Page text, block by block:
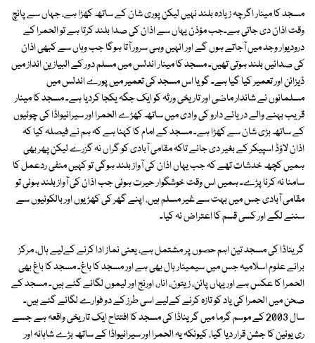
مسجد کا مینار اگرچہ زیادہ بلند نہیں لیکن پوری شان کے ساتھ کھڑا ہے، جہاں سے پانچ
وقت اذان دی جاتی ہے۔جب مؤذن یہاں سے اذان کی صدا بلند کرتا ہے تو الحمرا کے
درودیوار وجد میں آجاتے ہوں گے اور انہیں وہی سرور آتا ہوگا جب وہاں سے کبھی اذان
کی صدائیں بلند ہوتی تھیں۔ مسجد کا مینار اندلس میں مسلم دور کے البیازین انداز میں
ڈیزائن اور تعمیر کیا گیا ہے۔ گویا اس مسجد کی تعمیر میں پورے اندلس میں
مسلمانوں نے شاندار ماضی اور تاریخی ورثہ کو ایک جگہ یکجا کردیا ہے۔ مسجد کا مینار
قریب بہنے والے دریائے دارو کی وادی میں ساتھ کھڑے الحمرا اور سیرانیواڈا کی چوٹیوں
کے ساتھ بڑی شان سے کھڑا ہے۔ مسجد کے امام کا کہنا ہے کہ ہم نے فیصلہ کیا کہ
اذان لاؤڈ اسپیکر کے بغیر دی جائے تاکہ مقامی آبادی کو گراں نہ گزرے لیکن پھر بھی
ہمیں کچھ خدشات تھے کہ جب یہاں اذان کی آواز بلند ہوگی تو کہیں منفی ردعمل کا
سامنا نہ کرنا پڑے۔ ہمیں اس وقت خوشگوار حیرت ہوئی جب اذان کی آواز بلند ہوئی تو
مقامی آبادی جس میں بہت سے غیر مسلم ہیں، اپنے گھر کی کھڑیوں اور بالکونیوں سے
سننے لگے اور کسی قسم کا اعتراض نہ کیا۔
گریناڈا کی مسجد تین اہم حصوں پر مشتمل ہے، یعنی نماز ادا کرنے کےلیے ہال، مرکز
برائے علوم اسلامیہ جس میں سیمینار ہال بھی ہے اور مسجد کا باغ۔ مسجد کا باغ بھی
الحمرا کا عکس ہے اور یہاں پائن، زیتون، انار، اورنج اور لیموں لگائے گئے ہیں۔ مسجد کے
صحن میں الحمرا کی یاد کو تازہ کرنے کےلیے اسی طرز کے دو فوارے لگائے گئے ہیں۔
سال 2003 کے موسم گرما میں گریناڈا کی مسجد کا افتتاح ایک تاریخی واقعہ ہے جسے
ری یونین کا جشن قرار دیا گیا، کیونکہ یہ الحمرا اور سیرانیواڈا کے ساتھ بڑے شاہانہ اور